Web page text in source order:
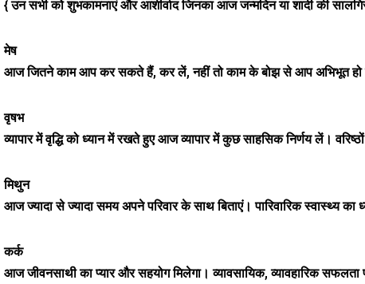
{ उन सभी को शुभकामनाएं और आशीर्वाद जिनका आज जन्मदिन या शादी की
मेष
आज जितने काम आप कर सकते हैं, कर लें, नहीं तो काम के बोझ से आप अभिभूत हो
वृषभ
व्यापार में वृद्धि को ध्यान में रखते हुए आज व्यापार में कुछ साहसिक निर्णय लें।
मिथुन
आज ज्यादा से ज्यादा समय अपने परिवार के साथ बिताएं। पारिवारिक स्वास्थ्य
कर्क
आज जीवनसाथी का प्यार और सहयोग मिलेगा। व्यावसायिक, व्यावहारिक